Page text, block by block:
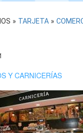
» TARJETA »
Y CARNICERÍAS